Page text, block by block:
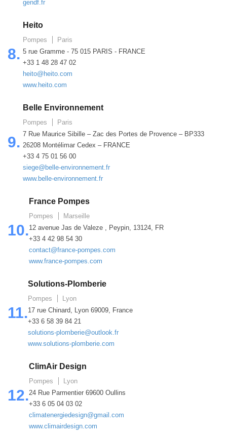
gendf.fr
8.
Heito
Pompes
Paris
5 rue Gramme - 75 015 PARIS - FRANCE
+33 1 48 28 47 02
heito@heito.com
www.heito.com
9.
Belle Environnement
Pompes
Paris
7 Rue Maurice Sibille – Zac des Portes de Provence – BP333
26208 Montélimar Cedex – FRANCE
+33 4 75 01 56 00
siege@belle-environnement.fr
www.belle-environnement.fr
10.
France Pompes
Pompes
Marseille
12 avenue Jas de Valeze , Peypin, 13124, FR
+33 4 42 98 54 30
contact@france-pompes.com
www.france-pompes.com
11.
Solutions-Plomberie
Pompes
Lyon
17 rue Chinard, Lyon 69009, France
+33 6 58 39 84 21
solutions-plomberie@outlook.fr
www.solutions-plomberie.com
12.
ClimAir Design
Pompes
Lyon
24 Rue Parmentier 69600 Oullins
+33 6 05 04 03 02
climatenergiedesign@gmail.com
www.climairdesign.com